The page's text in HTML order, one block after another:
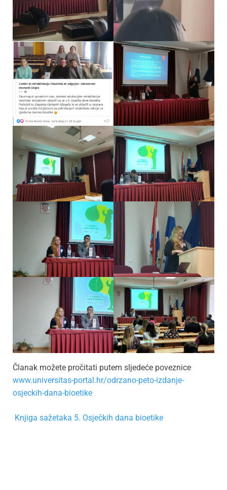
Članak možete pročitati putem sljedeće poveznice
www.universitas-portal.hr/odrzano-peto-izdanje-
osjeckih-dana-bioetike
Knjiga sažetaka 5. Osječkih dana bioetike